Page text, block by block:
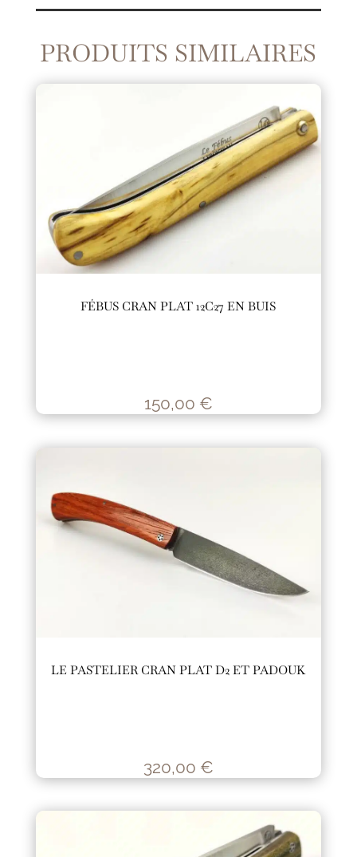
PRODUITS SIMILAIRES
FÉBUS CRAN PLAT 12C27 EN BUIS
150,00 €
LE PASTELIER CRAN PLAT D2 ET PADOUK
320,00 €